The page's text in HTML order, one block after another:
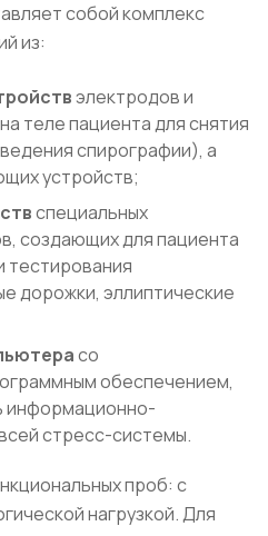
собой комплекс
из:
электродов и
теле пациента для снятия
спирографии), а
устройств;
специальных
создающих для пациента
тестирования
дорожки, эллиптические
со
обеспечением,
информационно-
стресс-системы.
проб: с
нагрузкой. Для